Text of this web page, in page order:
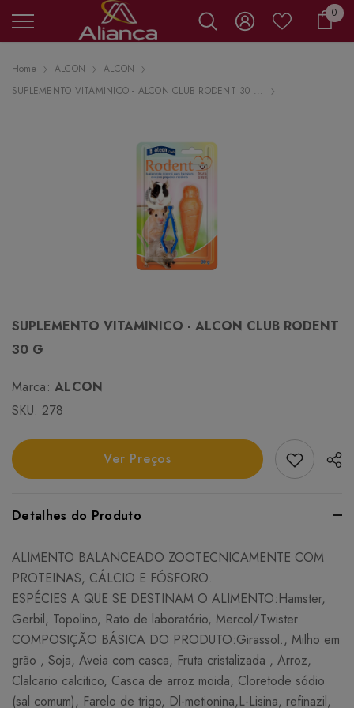
00
Home ALCON
ALCON
SUPLEMENTO VITAMINICO - ALCON CLUB RODENT 30 ...
SUPLEMENTO VITAMINICO - ALCON CLUB RODENT
30 G
Marca: ALCON
SKU: 278
Ver Preços Add
Detalhes do Produto
ALIMENTO BALANCEADO ZOOTECNICAMENTE COM
PROTEINAS, CÁLCIO E FÓSFORO.
ESPÉCIES A QUE SE DESTINAM O ALIMENTO:Hamster,
Gerbil, Topolino, Rato de laboratório, Mercol/Twister.
COMPOSIÇÃO BÁSICA DO PRODUTO:Girassol., Milho em
grão , Soja, Aveia com casca, Fruta cristalizada , Arroz,
Clalcario calcitico, Casca de arroz moida, Cloretode sódio
(sal comum), Farelo de trigo, Dl-metionina,L-Lisina, refinazil,